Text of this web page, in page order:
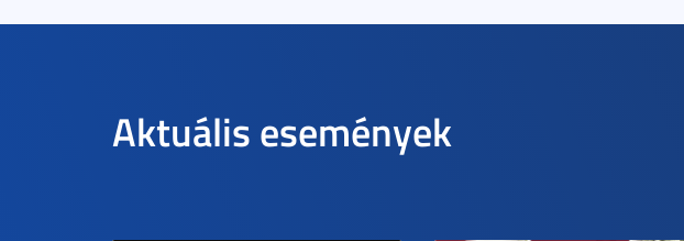
Aktuális események